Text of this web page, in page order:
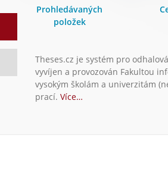
Prohledávaných
položek
Theses.cz je systém pro
vyvíjen a provozován Fakultou
vysokým školám a univerzitám
prací. Více…